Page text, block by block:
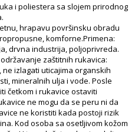
i poliestera sa slojem prirodnog
hrapavu površinsku obradu
komforne.Primena:
drvna industrija, poljoprivreda.
zaštitnih rukavica:
izlagati uticajima organskih
mineralnih ulja i vode. Posle
četkom i rukavice ostaviti
ne mogu da se peru ni da
ne koristiti kada postoji rizik
Kod osoba sa osetljivom kožom